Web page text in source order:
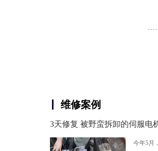
维修案例
3天修复 被野蛮拆卸的伺服电
今年5月